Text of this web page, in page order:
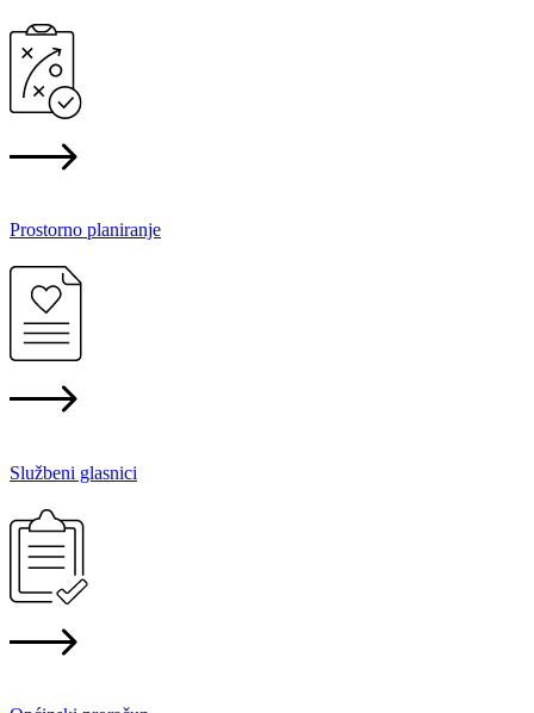
Prostorno planiranje
Službeni glasnici